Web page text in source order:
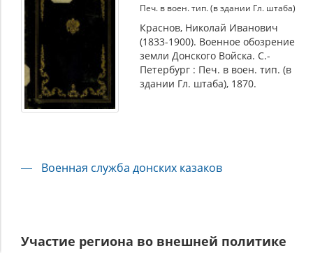
Печ. в воен. тип. (в здании Гл. штаба)
Краснов, Николай Иванович
(1833-1900). Военное обозрение
земли Донского Войска. С.-
Петербург : Печ. в воен. тип. (в
здании Гл. штаба), 1870.
Военная служба донских казаков
Участие региона во внешней политике